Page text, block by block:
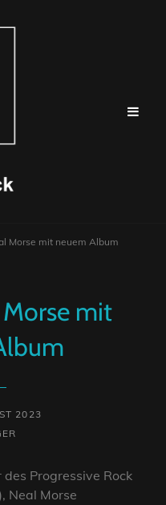
Morse mit neuem Album
mit
2023
Progressive Rock
Neal Morse